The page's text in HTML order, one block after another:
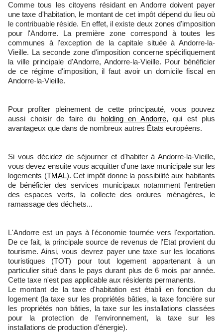
Comme tous les citoyens résidant en Andorre doivent payer
une taxe d'habitation, le montant de cet impôt dépend du lieu où
le contribuable réside. En effet, il existe deux zones d'imposition
pour l'Andorre. La première zone correspond à toutes les
communes à l'exception de la capitale située à Andorre-la-
Vieille. La seconde zone d'imposition concerne spécifiquement
la ville principale d'Andorre, Andorre-la-Vieille. Pour bénéficier
de ce régime d'imposition, il faut avoir un domicile fiscal en
Andorre-la-Vieille.
Pour profiter pleinement de cette principauté, vous pouvez
aussi choisir de faire du holding en Andorre, qui est plus
avantageux que dans de nombreux autres États européens.
Si vous décidez de séjourner et d'habiter à Andorre-la-Vieille,
vous devez ensuite vous acquitter d'une taxe municipale sur les
logements (TMAL). Cet impôt donne la possibilité aux habitants
de bénéficier des services municipaux notamment l'entretien
des espaces verts, la collecte des ordures ménagères, le
ramassage des déchets...
L'Andorre est un pays à l'économie tournée vers l'exportation.
De ce fait, la principale source de revenus de l'Etat provient du
tourisme. Ainsi, vous devrez payer une taxe sur les locations
touristiques (TOT) pour tout logement appartenant à un
particulier situé dans le pays durant plus de 6 mois par année.
Cette taxe n'est pas applicable aux résidents permanents.
Le montant de la taxe d'habitation est établi en fonction du
logement (la taxe sur les propriétés bâties, la taxe foncière sur
les propriétés non bâties, la taxe sur les installations classées
pour la protection de l'environnement, la taxe sur les
installations de production d'énergie).